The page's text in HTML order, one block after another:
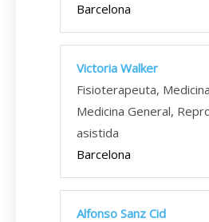
Barcelona
Victoria Walker
Fisioterapeuta,
Medicina General,
asistida
Barcelona
Alfonso Sanz Cid